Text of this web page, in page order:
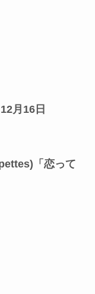
月16日
「恋って